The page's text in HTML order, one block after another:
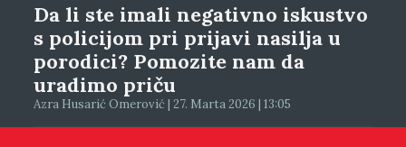
Da li ste imali negativno iskustvo
s policijom pri prijavi nasilja u
porodici? Pomozite nam da
uradimo priču
Azra Husarić Omerović | 27. Marta 2026 | 13:05